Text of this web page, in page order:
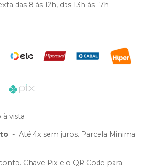
das 8 às 12h, das 13h às 17h
à vista
- Até 4x sem juros. Parcela Minima
Chave Pix e o QR Code para